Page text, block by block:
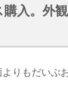
入。外
りもだいぶ